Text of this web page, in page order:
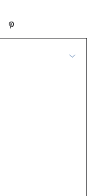
VKontakte